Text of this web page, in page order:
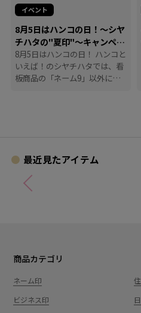
イベント
8月5日はハンコの日！～シヤ
チハタの"夏印"～キャンペー
ン
8月5日はハンコの日！ ハンコと
いえば！のシヤチハタでは、看
板商品の「ネーム9」以外に
最近見たアイテム
商品カテゴリ
ネーム印
ビジネス印